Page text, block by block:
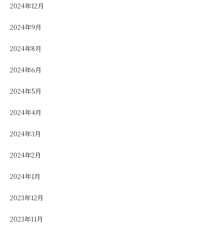
2024年12月
2024年9月
2024年8月
2024年6月
2024年5月
2024年4月
2024年3月
2024年2月
2024年1月
2023年12月
2023年11月